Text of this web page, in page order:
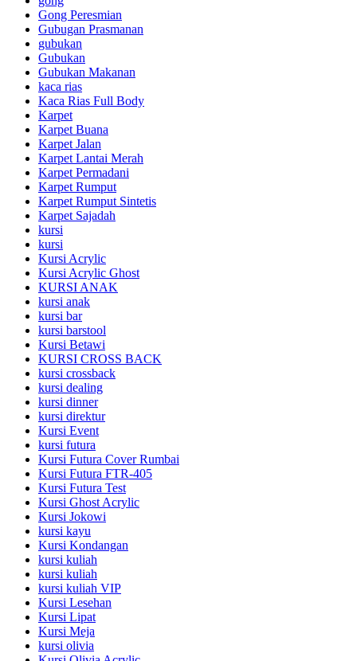
Gong Peresmian
Gubugan Prasmanan
gubukan
Gubukan
Gubukan Makanan
kaca rias
Kaca Rias Full Body
Karpet
Karpet Buana
Karpet Jalan
Karpet Lantai Merah
Karpet Permadani
Karpet Rumput
Karpet Rumput Sintetis
Karpet Sajadah
kursi
kursi
Kursi Acrylic
Kursi Acrylic Ghost
KURSI ANAK
kursi anak
kursi bar
kursi barstool
Kursi Betawi
KURSI CROSS BACK
kursi crossback
kursi dealing
kursi dinner
kursi direktur
Kursi Event
kursi futura
Kursi Futura Cover Rumbai
Kursi Futura FTR-405
Kursi Futura Test
Kursi Ghost Acrylic
Kursi Jokowi
kursi kayu
Kursi Kondangan
kursi kuliah
kursi kuliah
kursi kuliah VIP
Kursi Lesehan
Kursi Lipat
Kursi Meja
kursi olivia